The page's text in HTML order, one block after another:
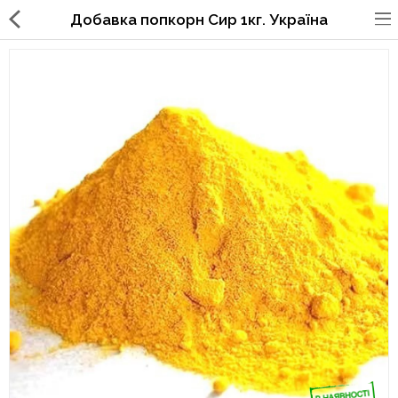
Добавка попкорн Сир 1кг. Україна
Упаковка для фаст фуда, піцерій,
Склянки, кришки, тримачі,
трубочки
Упаковка для суші
Паперові пакети та куточки
Картонні коробки
Коробки для кондитерських